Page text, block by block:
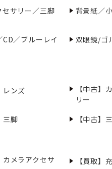
セサリー／三脚 背景紙／
CD／ブルーレイ 双眼鏡/ゴ
レンズ
【中古】
リー
三脚 【中古】
カメラアクセサ
【買取】